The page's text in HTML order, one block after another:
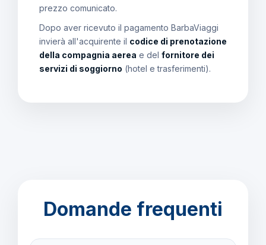
prezzo comunicato.
Dopo aver ricevuto il pagamento BarbaViaggi
invierà all'acquirente il codice di prenotazione
della compagnia aerea e del fornitore dei
servizi di soggiorno (hotel e trasferimenti).
Domande frequenti